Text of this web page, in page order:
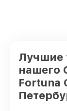
Лучшие
нашего
Fortuna